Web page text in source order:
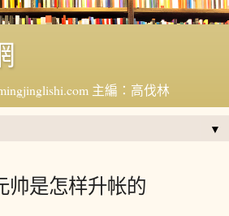
主編：高伐林
▼
帅是怎样升帐的